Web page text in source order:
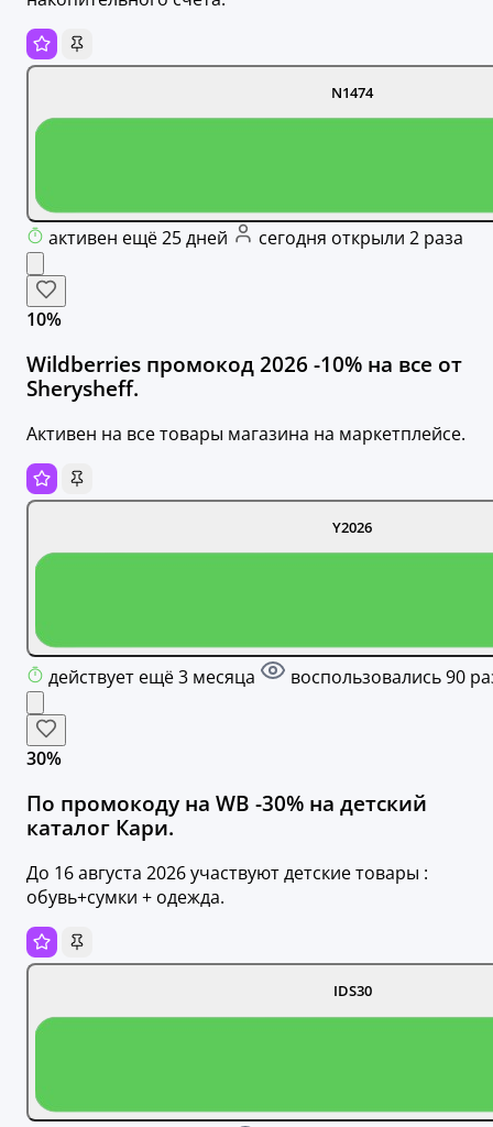
N1474
активен ещё 25 дней сегодня открыли 2 раза
10%
Wildberries промокод 2026 -10% на все от
Sherysheff.
Активен на все товары магазина на маркетплейсе.
Y2026
действует ещё 3 месяца воспользовались 90
30%
По промокоду на WB -30% на детский
каталог Кари.
До 16 августа 2026 участвуют детские товары :
обувь+сумки + одежда.
IDS30